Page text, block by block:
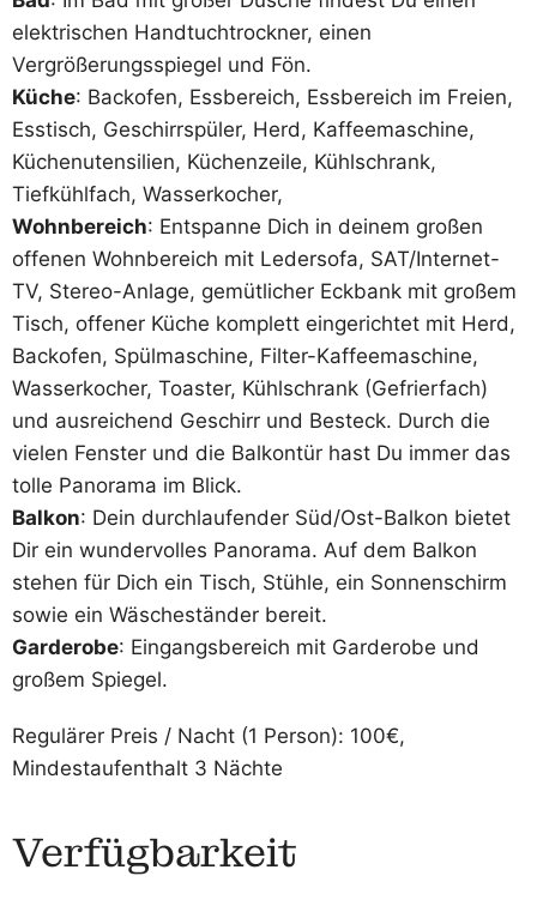
elektrischen Handtuchtrockner, einen
Vergrößerungsspiegel und Fön.
Küche: Backofen, Essbereich, Essbereich im Freien,
Esstisch, Geschirrspüler, Herd, Kaffeemaschine,
Küchenutensilien, Küchenzeile, Kühlschrank,
Tiefkühlfach, Wasserkocher,
Wohnbereich: Entspanne Dich in deinem großen
offenen Wohnbereich mit Ledersofa, SAT/Internet-
TV, Stereo-Anlage, gemütlicher Eckbank mit großem
Tisch, offener Küche komplett eingerichtet mit Herd,
Backofen, Spülmaschine, Filter-Kaffeemaschine,
Wasserkocher, Toaster, Kühlschrank (Gefrierfach)
und ausreichend Geschirr und Besteck. Durch die
vielen Fenster und die Balkontür hast Du immer das
tolle Panorama im Blick.
Balkon: Dein durchlaufender Süd/Ost-Balkon bietet
Dir ein wundervolles Panorama. Auf dem Balkon
stehen für Dich ein Tisch, Stühle, ein Sonnenschirm
sowie ein Wäscheständer bereit.
Garderobe: Eingangsbereich mit Garderobe und
großem Spiegel.
Regulärer Preis / Nacht (1 Person): 100€,
Mindestaufenthalt 3 Nächte
Verfügbarkeit